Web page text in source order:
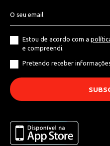
Estou de acordo com a
e compreendi.
Pretendo receber